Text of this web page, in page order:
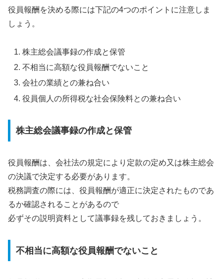
役員報酬を決める際には下記の4つのポイントに注意しま
しょう。
株主総会議事録の作成と保管
不相当に高額な役員報酬でないこと
会社の業績との兼ね合い
役員個人の所得税な社会保険料との兼ね合い
株主総会議事録の作成と保管
役員報酬は、会社法の規定により定款の定め又は株主総会
の決議で決定する必要があります。
税務調査の際には、役員報酬が適正に決定されたものであ
るか確認されることがあるので
必ずその説明資料として議事録を残しておきましょう。
不相当に高額な役員報酬でないこと